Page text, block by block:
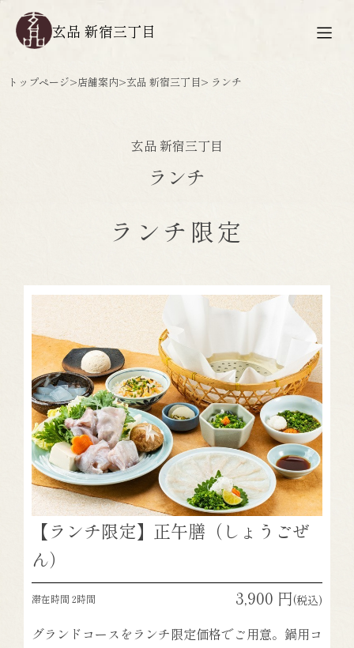
玄品 新宿三丁目
トップページ>店舗案内>玄品 新宿三丁目> ランチ
玄品 新宿三丁目
ランチ
ランチ限定
【ランチ限定】正午膳（しょうごぜ
ん）
滞在時間 2時間 3,900 円(税込)
グランドコースをランチ限定価格でご用意。鍋用コ